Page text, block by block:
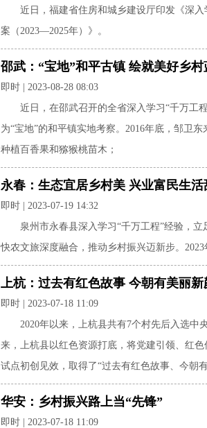
近日，福建省住房和城乡建设厅印发《深
案（2023—2025年）》。
邵武：“宝地”和平古镇 绘就美好乡村
即时 | 2023-08-28 08:03
近日，在邵武召开的全省深入学习“千万工
为“宝地”的和平镇实地考察。2016年底，邹卫
种植百香果和猕猴桃苗木；
永春：生态宜居乡村美 兴业富民生活
即时 | 2023-07-19 14:32
泉州市永春县深入学习“千万工程”经验，
快农文旅深度融合，推动乡村振兴迈新步。
上杭：过去有红色故事 今朝有美丽新
即时 | 2023-07-18 11:09
2020年以来，上杭县共有7个村先后入选中
来，上杭县以红色资源打底，将党建引领、红
试点初创见效，取得了“过去有红色故事、今朝
华安：乡村振兴路上当“先锋”
即时 | 2023-07-18 11:09